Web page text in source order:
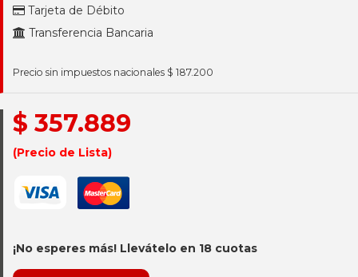
Tarjeta de Débito
Transferencia Bancaria
Precio sin impuestos nacionales $ 187.200
$ 357.889
(Precio de Lista)
¡No esperes más! Llevátelo en 18 cuotas